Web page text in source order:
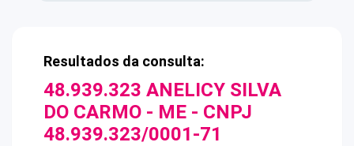
Resultados da consulta:
48.939.323 ANELICY SILVA
DO CARMO - ME - CNPJ
48.939.323/0001-71